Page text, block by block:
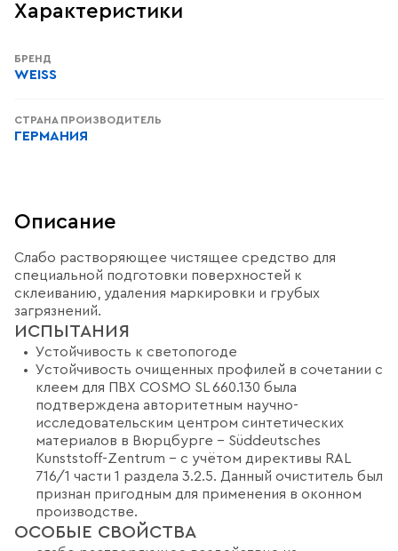
Характеристики
БРЕНД
WEISS
СТРАНА ПРОИЗВОДИТЕЛЬ
ГЕРМАНИЯ
Описание
Слабо растворяющее чистящее средство для
специальной подготовки поверхностей к
склеиванию, удаления маркировки и грубых
загрязнений.
ИСПЫТАНИЯ
Устойчивость к светопогоде
Устойчивость очищенных профилей в сочетании с
клеем для ПВХ COSMO SL 660.130 была
подтверждена авторитетным научно-
исследовательским центром синтетических
материалов в Вюрцбурге - Süddeutsches
Kunststoff-Zentrum - с учётом директивы RAL
716/1 части 1 раздела 3.2.5. Данный очиститель был
признан пригодным для применения в оконном
производстве.
ОСОБЫЕ СВОЙСТВА